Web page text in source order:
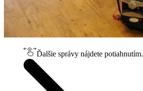
Ďalšie správy nájdete potiahnutím.